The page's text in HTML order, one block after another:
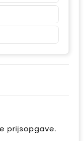
prijsopgave.